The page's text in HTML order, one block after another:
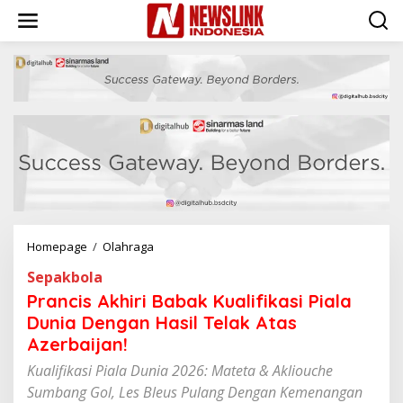
w
Homepage / Olahraga
n
c
k
h
Sepakbola
Prancis Akhiri Babak Kualifikasi Piala
Dunia Dengan Hasil Telak Atas
Azerbaijan!
Kualifikasi Piala Dunia 2026: Mateta & Akliouche
Sumbang Gol, Les Bleus Pulang Dengan Kemenangan